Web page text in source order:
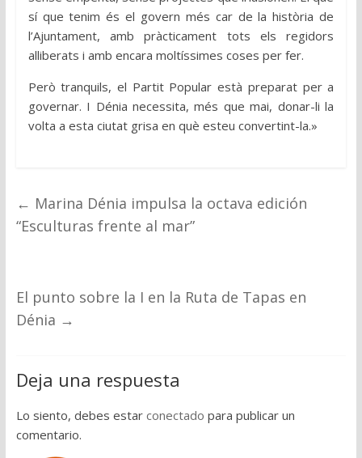
sí que tenim és el govern més car de la història de
l’Ajuntament, amb pràcticament tots els regidors
alliberats i amb encara moltíssimes coses per fer.
Però tranquils, el Partit Popular està preparat per a
governar. I Dénia necessita, més que mai, donar-li la
volta a esta ciutat grisa en què esteu convertint-la.»
← Marina Dénia impulsa la octava edición
“Esculturas frente al mar”
El punto sobre la I en la Ruta de Tapas en
Dénia →
Deja una respuesta
Lo siento, debes estar conectado para publicar un
comentario.